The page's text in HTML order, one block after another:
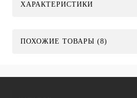
ХАРАКТЕРИСТИКИ
ПОХОЖИЕ ТОВАРЫ (8)